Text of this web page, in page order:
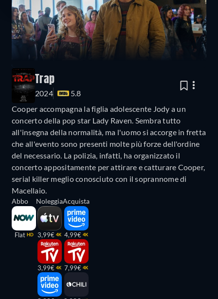
Trap
2024
5.8
Cooper accompagna la figlia adolescente Jody a un
concerto della pop star Lady Raven. Sembra tutto
all'insegna della normalità, ma l'uomo si accorge in fretta
che all'evento sono presenti molte più forze dell'ordine
del necessario. La polizia, infatti, ha organizzato il
concerto appositamente per attirare e catturare Cooper,
serial killer meglio conosciuto con il soprannome di
Macellaio.
Abbo
Flat HD
Noleggia
3,99€ 4K
3,99€ 4K
Acquista
4,99€ 4K
7,99€ 4K